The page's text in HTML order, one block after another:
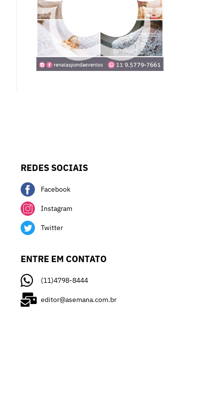
REDES SOCIAIS
Facebook
Instagram
Twitter
ENTRE EM CONTATO
(11)4798-8444
editor@asemana.com.br